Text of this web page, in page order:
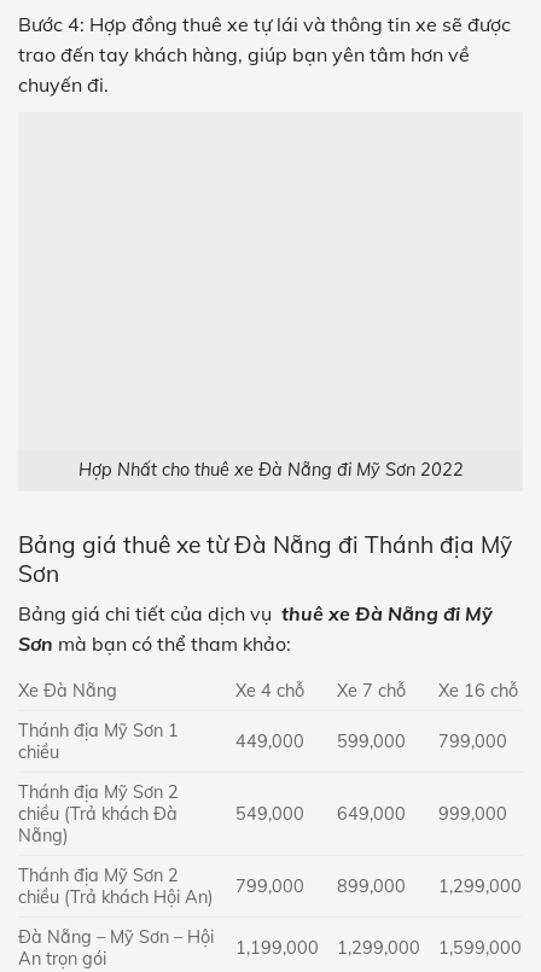
Bước 4: Hợp đồng thuê xe tự lái và thông tin xe sẽ được
trao đến tay khách hàng, giúp bạn yên tâm hơn về
chuyến đi.
Hợp Nhất cho thuê xe Đà Nẵng đi Mỹ Sơn 2022
Bảng giá thuê xe từ Đà Nẵng đi Thánh địa Mỹ
Sơn
Bảng giá chi tiết của dịch vụ thuê xe Đà Nẵng đi Mỹ
Sơn mà bạn có thể tham khảo:
Xe Đà Nẵng Xe 4 chỗ Xe 7 chỗ
Xe 16 chỗ
Thánh địa Mỹ Sơn 1
chiều
449,000 599,000 799,000
Thánh địa Mỹ Sơn 2
chiều (Trả khách Đà
Nẵng)
549,000 649,000 999,000
Thánh địa Mỹ Sơn 2
chiều (Trả khách Hội An)
799,000 899,000 1,299,000
Đà Nẵng – Mỹ Sơn – Hội
An trọn gói
1,199,000 1,299,000 1,599,000